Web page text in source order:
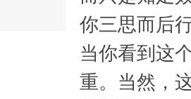
你三思而后
当你看到这
重。当然，